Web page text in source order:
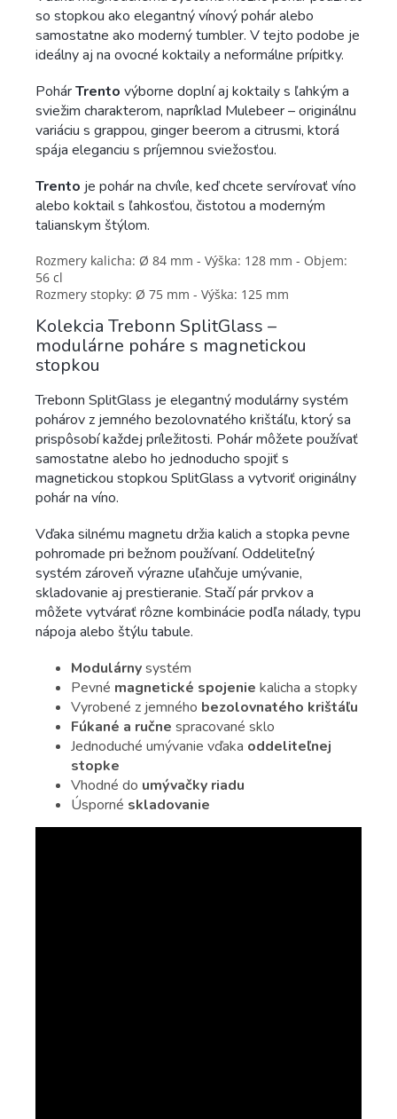
so stopkou ako elegantný vínový pohár alebo
samostatne ako moderný tumbler. V tejto podobe je
ideálny aj na ovocné koktaily a neformálne prípitky.
PohárTrento výborne doplní aj koktaily s ľahkým a
sviežim charakterom, napríklad Mulebeer – originálnu
variáciu s grappou, ginger beerom a citrusmi, ktorá
spája eleganciu s príjemnou sviežosťou.
Trento je pohár na chvíle, keď chcete servírovať víno
alebo koktail s ľahkosťou, čistotou a moderným
talianskym štýlom.
Rozmery kalicha: Ø 84 mm - Výška: 128 mm - Objem:
56 cl
Rozmery stopky: Ø 75 mm - Výška: 125 mm
Kolekcia Trebonn SplitGlass –
modulárne poháre s magnetickou
stopkou
Trebonn SplitGlass je elegantný modulárny systém
pohárov z jemného bezolovnatého krištáľu, ktorý sa
prispôsobí každej príležitosti. Pohár môžete používať
samostatne alebo ho jednoducho spojiť s
magnetickou stopkou SplitGlass a vytvoriť originálny
pohár na víno.
Vďaka silnému magnetu držia kalich a stopka pevne
pohromade pri bežnom používaní. Oddeliteľný
systém zároveň výrazne uľahčuje umývanie,
skladovanie aj prestieranie. Stačí pár prvkov a
môžete vytvárať rôzne kombinácie podľa nálady, typu
nápoja alebo štýlu tabule.
Modulárnysystém
Pevné magnetické spojenie kalicha a stopky
Vyrobené z jemného bezolovnatého krištáľu
Fúkané a ručne spracované sklo
Jednoduché umývanie vďaka oddeliteľnej
stopke
Vhodné do umývačky riadu
Úsporné skladovanie